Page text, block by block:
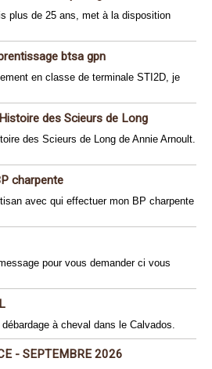
plus de 25 ans, met à la disposition
btsa gpn
en classe de terminale STI2D, je
des Scieurs de Long
des Scieurs de Long de Annie Arnoult.
charpente
avec qui effectuer mon BP charpente
pour vous demander ci vous
à cheval dans le Calvados.
- SEPTEMBRE 2026